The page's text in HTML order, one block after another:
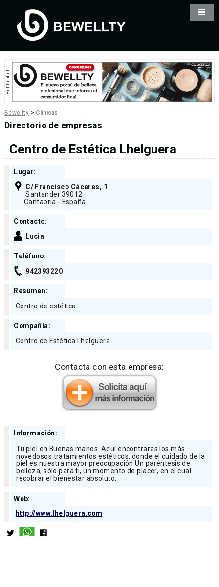
Bewellty > Clínicas
Directorio de empresas
Centro de Estética Lhelguera
Lugar:
C/ Francisco Cáceres, 1
Santander 39012
Cantabria - España
Contacto:
Lucia
Teléfono:
942393220
Resumen:
Centro de estética
Compañía:
Centro de Estética Lhelguera
Contacta con esta empresa:
Información:
Tu piel en Buenas manos. Aquí encontraras los más
novedosos tratamientos estéticos, donde el cuidado de la
piel es nuestra mayor preocupación.Un paréntesis de
belleza, sólo para ti, un momento de placer, en el cual
recobrar el bienestar absoluto.
Web:
http://www.lhelguera.com